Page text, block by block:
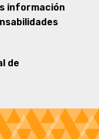
información
de